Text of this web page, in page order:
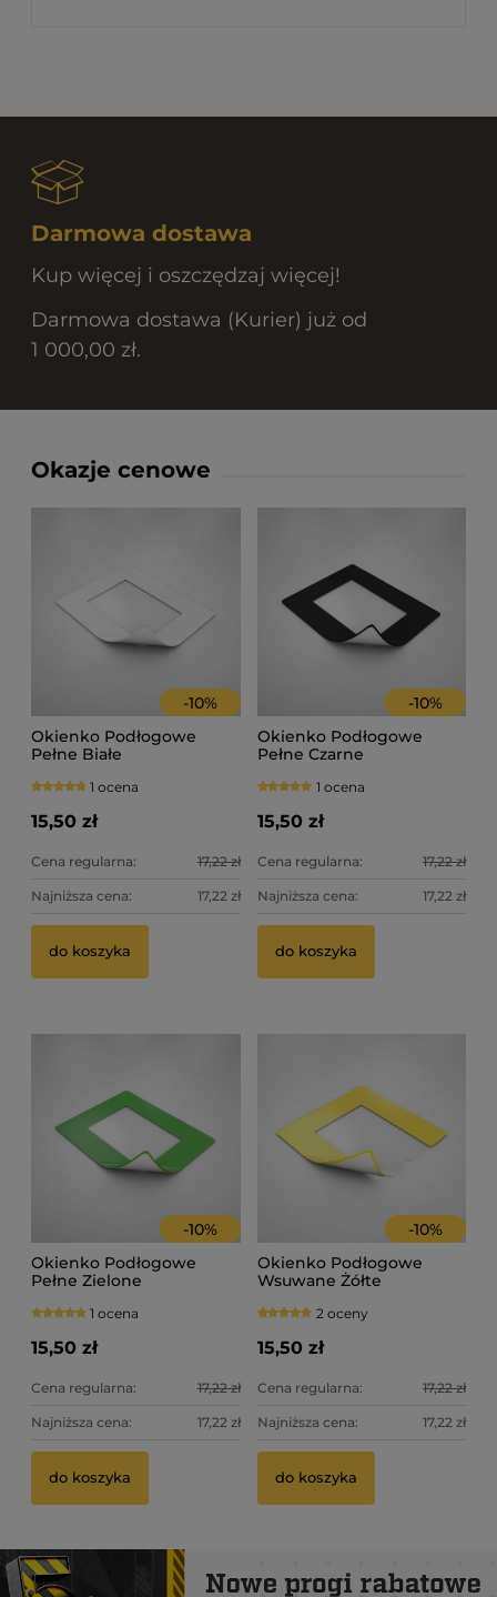
Darmowa dostawa
Kup więcej i oszczędzaj więcej!
Darmowa dostawa (Kurier) już od
1 000,00 zł.
Okazje cenowe
-10%
Okienko Podłogowe
Pełne Białe
1 ocena
15,50 zł
Cena regularna: 17,22 zł
Najniższa cena: 17,22 zł
do koszyka
-10%
Okienko Podłogowe
Pełne Czarne
1 ocena
15,50 zł
Cena regularna: 17,22 zł
Najniższa cena: 17,22 zł
do koszyka
-10%
Okienko Podłogowe
Pełne Zielone
1 ocena
15,50 zł
Cena regularna: 17,22 zł
Najniższa cena: 17,22 zł
do koszyka
-10%
Okienko Podłogowe
Wsuwane Żółte
2 oceny
15,50 zł
Cena regularna: 17,22 zł
Najniższa cena: 17,22 zł
do koszyka